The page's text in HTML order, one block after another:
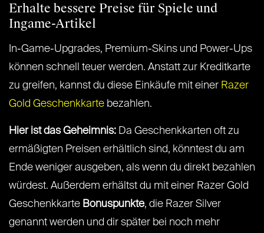
Erhalte bessere Preise für Spiele und
Ingame-Artikel
In-Game-Upgrades, Premium-Skins und Power-Ups
können schnell teuer werden. Anstatt zur Kreditkarte
zu greifen, kannst du diese Einkäufe mit einer Razer
Gold Geschenkkarte bezahlen.
Hier ist das Geheimnis: Da Geschenkkarten oft zu
ermäßigten Preisen erhältlich sind, könntest du am
Ende weniger ausgeben, als wenn du direkt bezahlen
würdest. Außerdem erhältst du mit einer Razer Gold
Geschenkkarte Bonuspunkte, die Razer Silver
genannt werden und dir später bei noch mehr